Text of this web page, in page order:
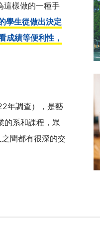
這樣做的一種手
學生從做出決定
成績等便利性，
年調查），是藝
的系和課程，眾
間都有很深的交